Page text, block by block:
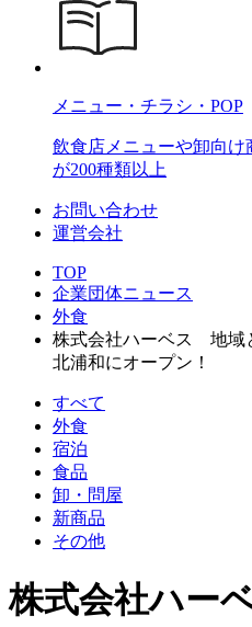
メニュー・チラシ・POP
飲食店メニューや卸向け
が200種類以上
お問い合わせ
運営会社
TOP
企業団体ニュース
外食
株式会社ハーベス 地域
北浦和にオープン！
すべて
外食
宿泊
食品
卸・問屋
新商品
その他
株式会社ハー